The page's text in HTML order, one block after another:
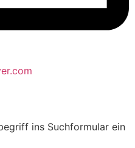
ins Suchformular ein